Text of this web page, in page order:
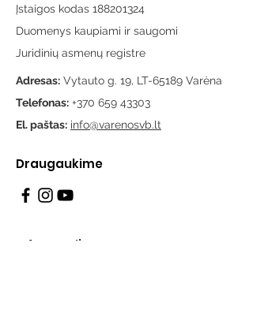
Įstaigos kodas 188201324
Duomenys kaupiami ir saugomi
Juridinių asmenų registre
Adresas: Vytauto g. 19, LT-65189 Varėna
Telefonas: +370 659 43303
El. paštas: info@varenosvb.lt
Draugaukime
Informacija